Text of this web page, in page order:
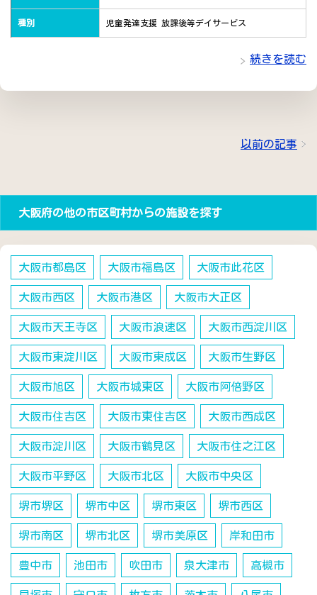
種別 児童発達支援 放課後等デイサービス
続きを読む
以前の記事
大阪府の他の市区町村からの施設を探す
大阪市都島区 大阪市福島区 大阪市此花区
大阪市西区 大阪市港区 大阪市大正区
大阪市天王寺区 大阪市浪速区 大阪市西淀川区
大阪市東淀川区 大阪市東成区 大阪市生野区
大阪市旭区 大阪市城東区 大阪市阿倍野区
大阪市住吉区 大阪市東住吉区 大阪市西成区
大阪市淀川区 大阪市鶴見区 大阪市住之江区
大阪市平野区 大阪市北区 大阪市中央区
堺市堺区 堺市中区 堺市東区 堺市西区
堺市南区 堺市北区 堺市美原区 岸和田市
豊中市 池田市 吹田市 泉大津市 高槻市